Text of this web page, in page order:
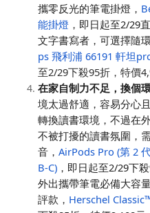
攜零反光的筆電掛燈，
能掛燈 ，即日起至2/29
文字書寫者，可選擇隨
ps 飛利浦 66191 軒坦
至2/29下殺95折，特價
在家自制力不足，換個
境太過舒適，容易分心
轉換讀書環境，不過在
不被打擾的讀書氛圍，
音， AirPods Pro (第 2
B‑C) ，即日起至2/29下
外出攜帶筆電必備大容
評款， Herschel